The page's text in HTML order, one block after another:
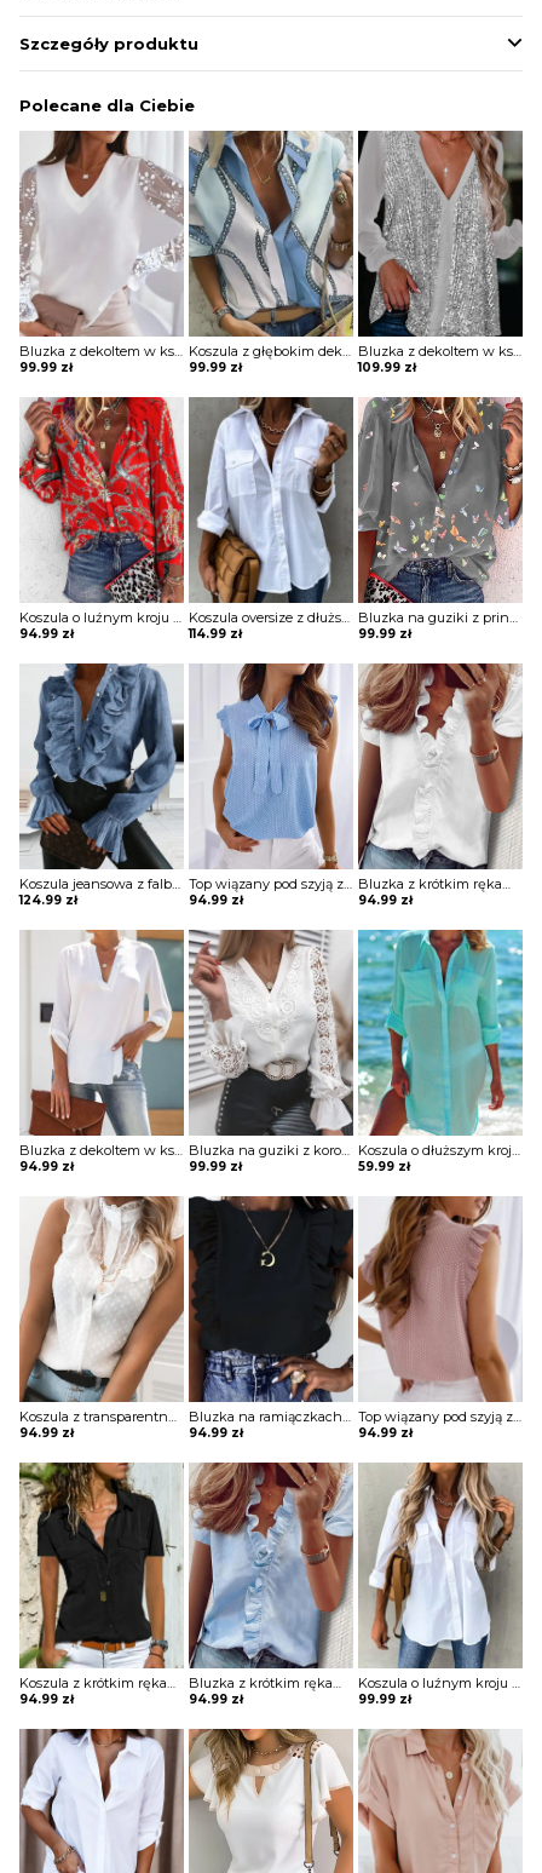
Szczegóły produktu
Polecane dla Ciebie
99.99 zł 99.99 zł
Bluzka z dekoltem w kształcie litery V z cekinami
109.99 zł
94.99 zł
Koszula oversize z dłuższym tyłem
114.99 zł 99.99 zł
124.99 zł
Top wiązany pod szyją z falbankami przy rękawach
94.99 zł 94.99 zł
94.99 zł
Bluzka na guziki z koronkowymi rękawami typu dzwony i z koronkową aplikacją
99.99 zł 59.99 zł
94.99 zł 94.99 zł
Top wiązany pod szyją z falbankami przy rękawach
94.99 zł
94.99 zł 94.99 zł 99.99 zł